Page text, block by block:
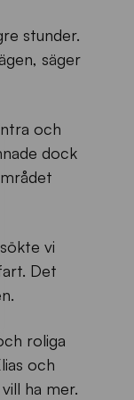
stunder.
säger
och
dock
vi
Det
roliga
och
ha mer.